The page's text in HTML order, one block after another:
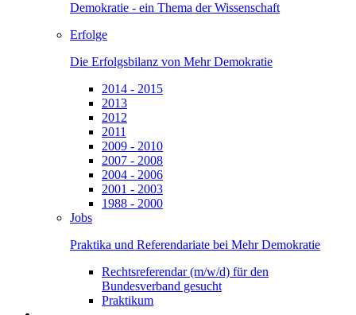
Demokratie - ein Thema der Wissenschaft
Erfolge
Die Erfolgsbilanz von Mehr Demokratie
2014 - 2015
2013
2012
2011
2009 - 2010
2007 - 2008
2004 - 2006
2001 - 2003
1988 - 2000
Jobs
Praktika und Referendariate bei Mehr Demokratie
Rechtsreferendar (m/w/d) für den
Bundesverband gesucht
Praktikum